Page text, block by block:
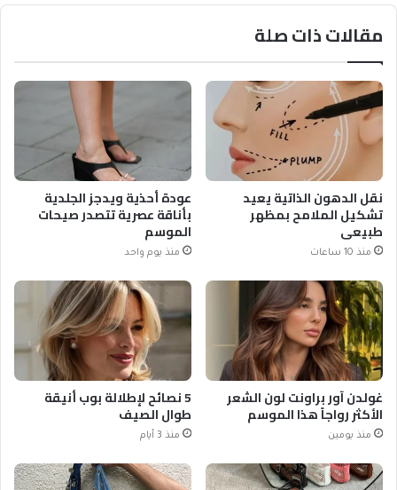
مقالات ذات صلة
نقل الدهون الذاتية يعيد
تشكيل الملامح بمظهر
طبيعي
منذ 10 ساعات
عودة أحذية ويدجز الجلدية
بأناقة عصرية تتصدر صيحات
الموسم
منذ يوم واحد
غولدن آور براونت لون الشعر
الأكثر رواجاً هذا الموسم
منذ يومين
5 نصائح لإطلالة بوب أنيقة
طوال الصيف
منذ 3 أيام